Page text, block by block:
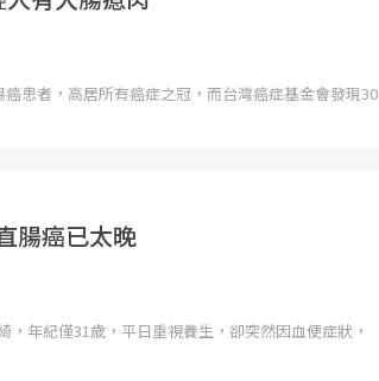
患者，高居所有癌症之冠，而台灣癌症基金會發現30
腸癌已太晚
，年紀僅31歲，平日重視養生，卻突然因血便症狀，